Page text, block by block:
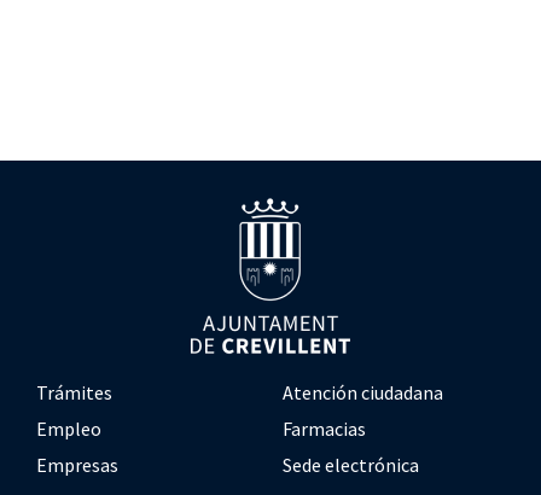
Trámites
Atención ciudadana
Empleo
Farmacias
Empresas
Sede electrónica